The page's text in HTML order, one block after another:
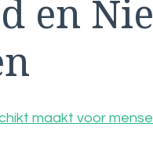
en
maakt voor